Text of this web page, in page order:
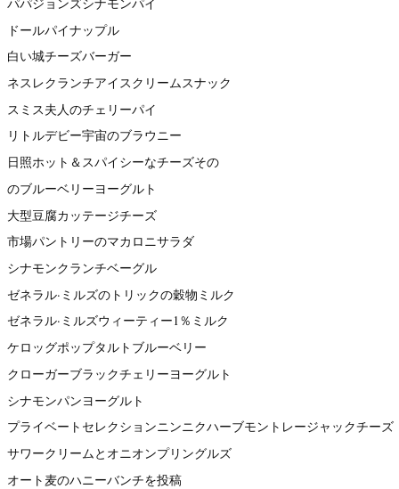
ドールパイナップル
白い城チーズバーガー
ネスレクランチアイスクリームスナック
スミス夫人のチェリーパイ
リトルデビー宇宙のブラウニー
日照ホット＆スパイシーなチーズその
のブルーベリーヨーグルト
大型豆腐カッテージチーズ
市場パントリーのマカロニサラダ
シナモンクランチベーグル
ゼネラル·ミルズのトリックの穀物ミルク
ゼネラル·ミルズウィーティー1％ミルク
ケロッグポップタルトブルーベリー
クローガーブラックチェリーヨーグルト
シナモンパンヨーグルト
プライベートセレクションニンニクハーブモントレージャックチーズ
サワークリームとオニオンプリングルズ
オート麦のハニーバンチを投稿